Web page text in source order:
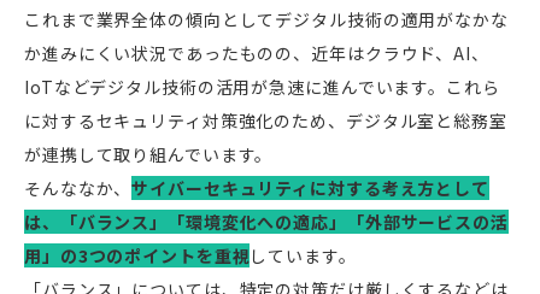
これまで業界全体の傾向としてデジタル技術の適用がなかな
か進みにくい状況であったものの、近年はクラウド、AI、
IoTなどデジタル技術の活用が急速に進んでいます。これら
に対するセキュリティ対策強化のため、デジタル室と総務室
が連携して取り組んでいます。
そんななか、サイバーセキュリティに対する考え方として
は、「バランス」「環境変化への適応」「外部サービスの活
用」の3つのポイントを重視しています。